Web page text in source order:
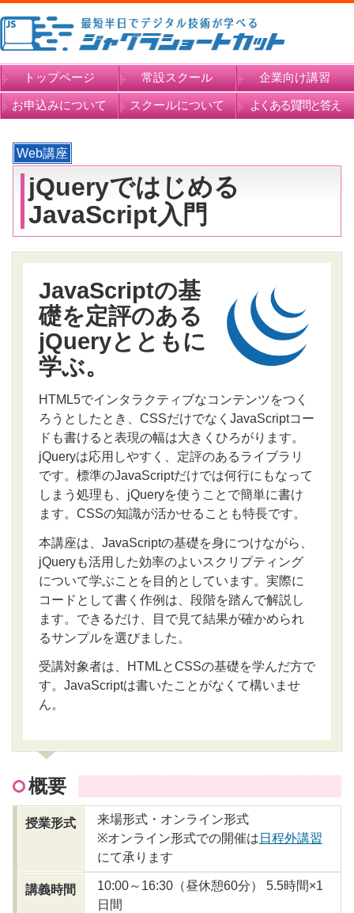
トップページ 常設スクール 企業向け講習
お申込みについて スクールについて よくある質問と答え
Web講座
jQueryではじめる
JavaScript入門
JavaScriptの基
礎を定評のある
jQueryとともに
学ぶ。
HTML5でインタラクティブなコンテンツをつく
ろうとしたとき、CSSだけでなくJavaScriptコー
ドも書けると表現の幅は大きくひろがります。
jQueryは応用しやすく、定評のあるライブラリ
です。標準のJavaScriptだけでは何行にもなって
しまう処理も、jQueryを使うことで簡単に書け
ます。CSSの知識が活かせることも特長です。
本講座は、JavaScriptの基礎を身につけながら、
jQueryも活用した効率のよいスクリプティング
について学ぶことを目的としています。実際に
コードとして書く作例は、段階を踏んで解説し
ます。できるだけ、目で見て結果が確かめられ
るサンプルを選びました。
受講対象者は、HTMLとCSSの基礎を学んだ方で
す。JavaScriptは書いたことがなくて構いませ
ん。
概要
授業形式
来場形式・オンライン形式
※オンライン形式での開催は 日程外講習
にて承ります
講義時間
10:00～16:30（昼休憩60分） 5.5時間×1
日間